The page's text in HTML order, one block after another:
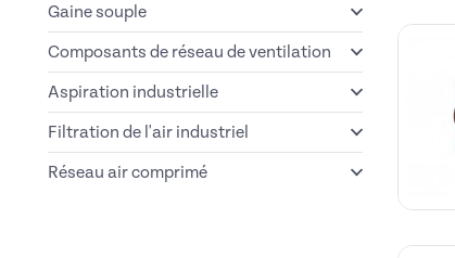
Gaine souple
Composants de réseau de ventilation
Aspiration industrielle
Filtration de l'air industriel
Réseau air comprimé